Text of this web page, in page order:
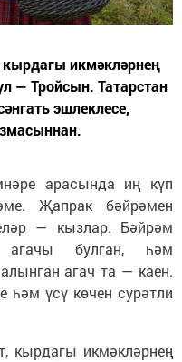
икмәкләрнең
— Тройсын. Татарстан
эшлеклесе,
арасында иң күп
Җапрак бәйрәмен
— кызлар. Бәйрәм
агачы булган, һәм
агач та — каен.
һәм үсү көчен сурәтли
кырдагы икмәкләрнең